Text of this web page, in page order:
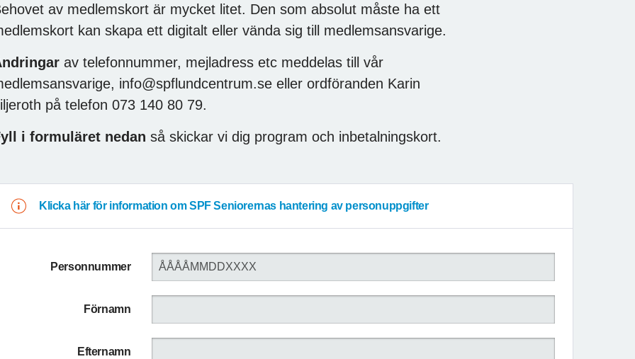
av medlemskort är mycket litet. Den som absolut måste ha ett
kan skapa ett digitalt eller vända sig till medlemsansvarige.
av telefonnummer, mejladress etc meddelas till vår
info@spflundcentrum.se eller ordföranden Karin
på telefon 073 140 80 79.
i formuläret nedan så skickar vi dig program och inbetalningskort.
Klicka här för information om SPF Seniorernas hantering av personuppgifter
Personnummer
Förnamn
Efternamn